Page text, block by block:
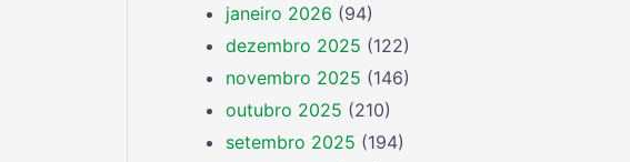
janeiro 2026 (94)
dezembro 2025 (122)
novembro 2025 (146)
outubro 2025 (210)
setembro 2025 (194)